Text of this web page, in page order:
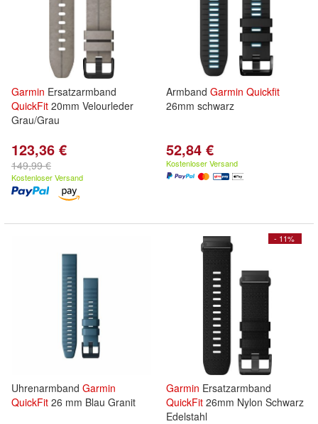
Garmin Ersatzarmband
QuickFit 20mm Velourleder
Grau/Grau
123,36 €
149,99 €
Kostenloser Versand
Armband Garmin Quickfit
26mm schwarz
52,84 €
Kostenloser Versand
Uhrenarmband Garmin
QuickFit 26 mm Blau Granit
- 11%
Garmin Ersatzarmband
QuickFit 26mm Nylon Schwarz
Edelstahl